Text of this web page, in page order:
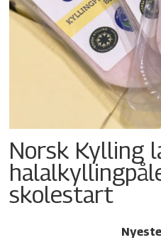
Norsk Kylling
skolestart